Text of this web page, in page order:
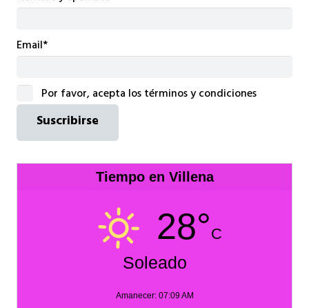
Email*
Por favor, acepta los términos y condiciones
Tiempo en Villena
28°C
Soleado
Amanecer: 07:09 AM